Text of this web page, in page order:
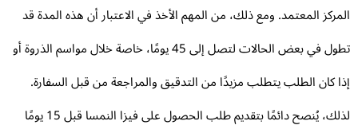
المعتمد. ومع ذلك، من المهم الأخذ في الاعتبار أن هذه المدة قد
تطول في بعض الحالات لتصل إلى 45 يومًا، خاصة خلال مواسم الذروة أو
كان الطلب يتطلب مزيدًا من التدقيق والمراجعة من قبل السفارة.
لذلك، يُنصح دائمًا بتقديم طلب الحصول على فيزا النمسا قبل 15 يومًا